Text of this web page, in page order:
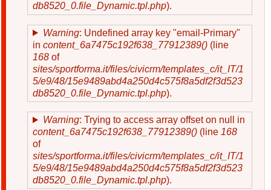
db8520_0.file_Dynamic.tpl.php).
Warning: Undefined array key "email-Primary"
in content_6a7475c192f638_77912389() (line
168 of
sites/sportforma.it/files/civicrm/templates_c/it_IT/1
5/e9/48/15e9489abd4a250d4c575f8a5df2f3d523
db8520_0.file_Dynamic.tpl.php).
Warning: Trying to access array offset on null in
content_6a7475c192f638_77912389() (line 168
of
sites/sportforma.it/files/civicrm/templates_c/it_IT/1
5/e9/48/15e9489abd4a250d4c575f8a5df2f3d523
db8520_0.file_Dynamic.tpl.php).